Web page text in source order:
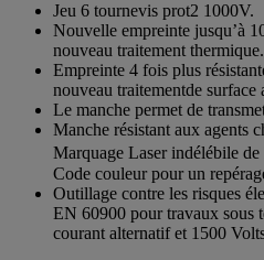
avis
étoiles.
Jeu 6 tournevis prot2 1000V.
Nouvelle empreinte jusqu’à
nouveau traitement thermique.
Empreinte 4 fois plus
nouveau traitementde surface
Le manche permet de
Manche résistant aux agents
Marquage Laser indélébile
Code couleur pour un
Outillage contre les risques
EN 60900 pour travaux sous
courant alternatif et 1500